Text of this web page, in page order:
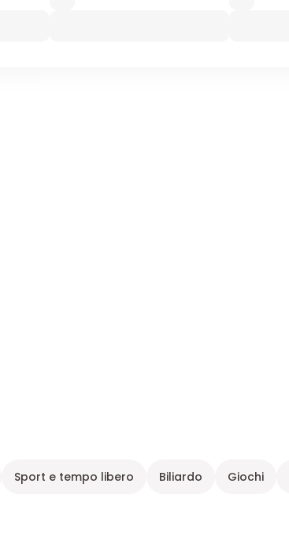
Sport e tempo libero Biliardo Giochi